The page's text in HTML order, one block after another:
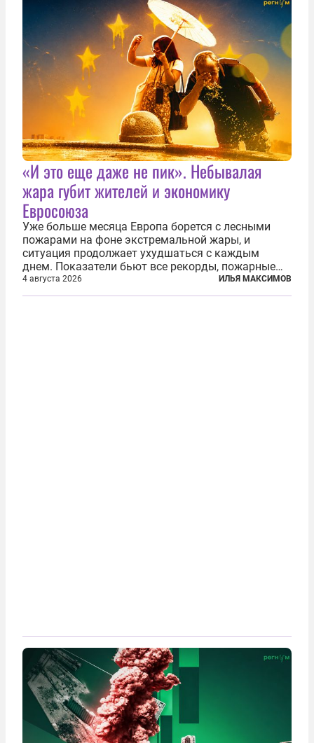
«И это еще даже не пик». Небывалая
жара губит жителей и экономику
Евросоюза
Уже больше месяца Европа борется с лесными
пожарами на фоне экстремальной жары, и
ситуация продолжает ухудшаться с каждым
днем. Показатели бьют все рекорды, пожарные
гибнут, масштабы эвакуации растут, а засуха тем
временем добивает реки, энергетику и сельское
4 августа 2026 ИЛЬЯ МАКСИМОВ